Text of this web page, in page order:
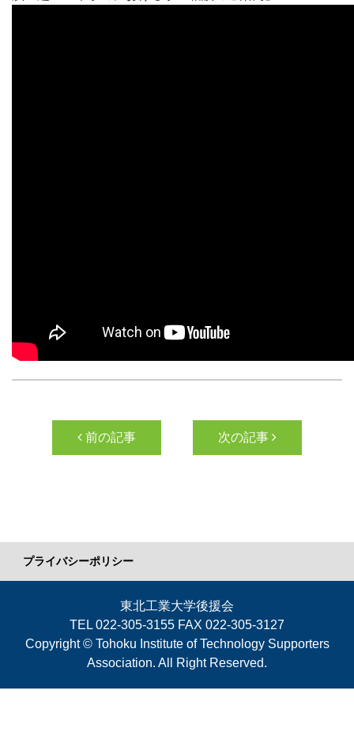
投稿ナビゲーション
前の記事 次の記事
プライバシーポリシー
東北工業大学後援会
TEL 022-305-3155 FAX 022-305-3127
Copyright © Tohoku Institute of Technology Supporters
Association. All Right Reserved.